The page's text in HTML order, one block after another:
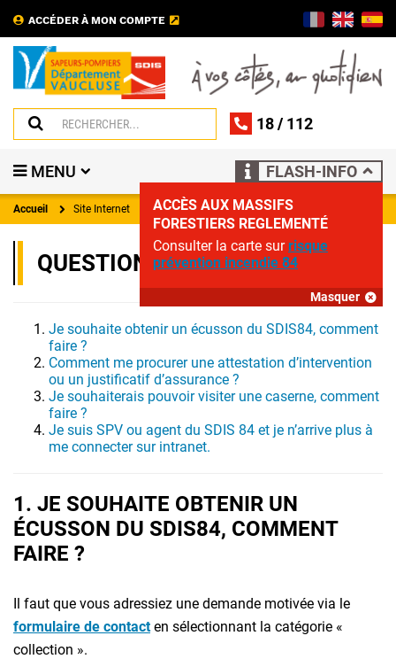
ACCÉDER À MON COMPTE
18/ 112
MENU FLASH-INFO
ACCÈS AUX MASSIFS
FORESTIERS REGLEMENTÉ
Consulter la carte surrisque
prévention incendie 84
Masquer
Accueil Site Internet
QUESTIONS DIVERSES
Je souhaite obtenir un écusson du SDIS84, comment
faire ?
Comment me procurer une attestation d’intervention
ou un justificatif d’assurance ?
Je souhaiterais pouvoir visiter une caserne, comment
faire ?
Je suis SPV ou agent du SDIS 84 et je n’arrive plus à
me connecter sur intranet.
1. JE SOUHAITE OBTENIR UN
ÉCUSSON DU SDIS84, COMMENT
FAIRE ?
Il faut que vous adressiez une demande motivée via le
formulaire de contacten sélectionnant la catégorie «
collection ».